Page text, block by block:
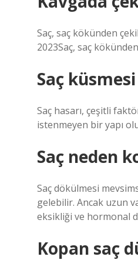
Saç, saç kökünden
2023Saç, saç
Saç
Saç hasarı, çeşitli
istenmeyen bir yapı
Saç neden
Saç dökülmesi
gelebilir. Ancak uzun
eksikliği ve hormonal
Kopan saç